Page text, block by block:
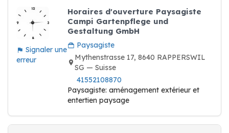
Signaler une
erreur
Horaires d'ouverture Paysagiste
Campi Gartenpflege und
Gestaltung GmbH
Paysagiste
Mythenstrasse 17, 8640 RAPPERSWIL
SG — Suisse
41552108870
Paysagiste: aménagement extérieur et
entertien paysage